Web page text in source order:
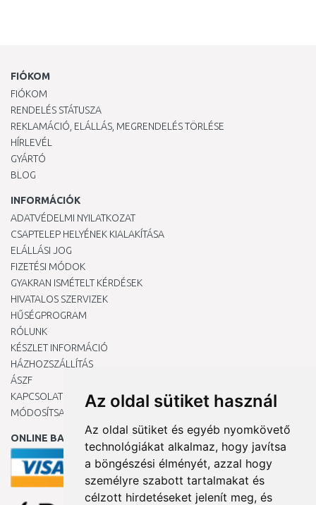
Az oldal sütiket használ
Az oldal sütiket és egyéb nyomkövető
technológiákat alkalmaz, hogy javítsa
a böngészési élményét, azzal hogy
személyre szabott tartalmakat és
célzott hirdetéseket jelenít meg, és
FIÓKOM
FIÓKOM
RENDELÉS STÁTUSZA
REKLAMÁCIÓ, ELÁLLÁS, MEGRENDELÉS TÖRLÉSE
HÍRLEVÉL
GYÁRTÓ
BLOG
INFORMÁCIÓK
ADATVÉDELMI NYILATKOZAT
CSAPTELEP HELYÉNEK KIALAKÍTÁSA
ELÁLLÁSI JOG
FIZETÉSI MÓDOK
GYAKRAN ISMÉTELT KÉRDÉSEK
HIVATALOS SZERVIZEK
HŰSÉGPROGRAM
RÓLUNK
KÉSZLET INFORMÁCIÓ
HÁZHOZSZÁLLÍTÁS
ÁSZF
KAPCSOLAT
MÓDOSÍTSA A COOKIE-BEÁLLÍTÁSAIMAT
ONLINE BANKKÁRTYÁVAL